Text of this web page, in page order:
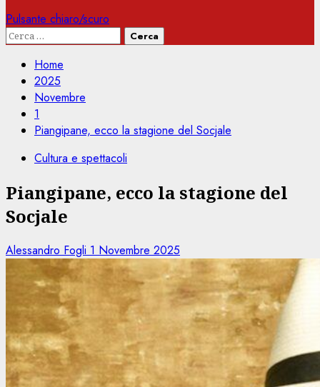
Pulsante chiaro/scuro
Ricerca
Home
2025
Novembre
1
Piangipane, ecco la stagione del Socjale
Cultura e spettacoli
Piangipane, ecco la stagione del
Socjale
Alessandro Fogli 1 Novembre 2025